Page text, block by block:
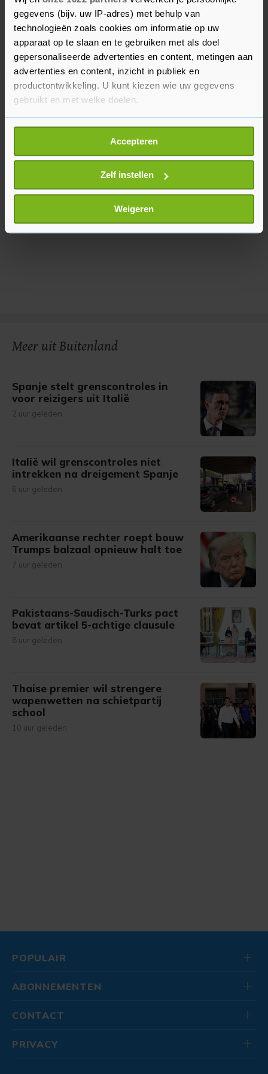
gegevens (bijv. uw IP-adres) met behulp van
technologieën zoals cookies om informatie op uw
apparaat op te slaan en te gebruiken met als doel
gepersonaliseerde advertenties en content, metingen aan
advertenties en content, inzicht in publiek en
productontwikkeling. U kunt kiezen wie uw gegevens
gebruikt en met welke doelen.
Als u het toestaat, willen we ook graag:
Informatie verzamelen over uw geografische
locatie, die tot een paar meter nauwkeurig kan zijn
Uw apparaat identificeren door het actief te
scannen op specifieke eigenschappen (fingerprinting)
Lees meer over hoe uw persoonlijke gegevens worden
verwerkt en stel uw voorkeuren in het
U kunt uw toestemming op elk moment wijzigen of
Accepteren
Zelf instellen
Weigeren
werd ook al zijn universitaire diploma
ingetrokken en zonder die papieren wordt hij
uitgesloten van deelname. De volgende
presidentsverkiezingen vinden naar verwachting
plaats in het voorjaar van 2028.
Meer uit Buitenland
Spanje stelt grenscontroles in
voor reizigers uit Italië
2 uur geleden
Italië wil grenscontroles niet
intrekken na dreigement Spanje
6 uur geleden
Amerikaanse rechter roept bouw
Trumps balzaal opnieuw halt toe
7 uur geleden
Pakistaans-Saudisch-Turks pact
bevat artikel 5-achtige clausule
8 uur geleden
Thaise premier wil strengere
wapenwetten na schietpartij
school
10 uur geleden
POPULAIR
ABONNEMENTEN
CONTACT
PRIVACY